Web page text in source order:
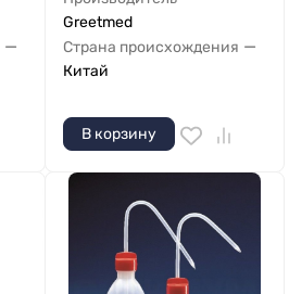
—
Greetmed
Страна происхождения —
Китай
В корзину